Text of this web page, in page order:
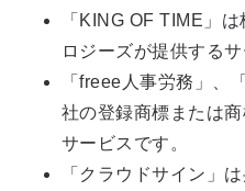
「KING OF TIME」
ロジーズが提供するサ
「freee人事労務」、
社の登録商標または
サービスです。
「クラウドサイン」